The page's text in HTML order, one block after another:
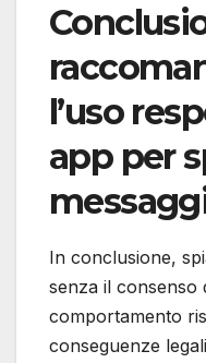
l’uso
app per
In conclusione,
senza il consenso
comportamento
conseguenze